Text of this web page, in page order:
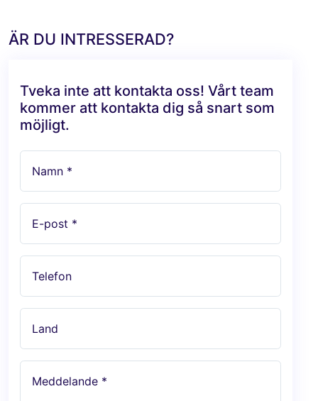
ÄR DU INTRESSERAD?
Tveka inte att kontakta oss! Vårt team
kommer att kontakta dig så snart som
möjligt.
Namn *
E-post *
Telefon
Land
Meddelande *